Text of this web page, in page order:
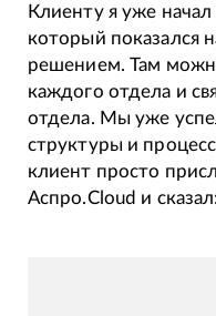
Клиенту я уже
который показался
решением. Там
каждого отдела и
отдела. Мы уже
структуры и
клиент просто
Аспро.Cloud и